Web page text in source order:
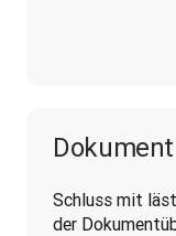
Schluss mit
der